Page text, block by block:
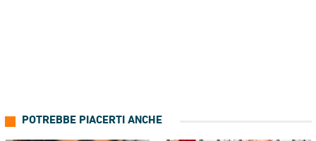
POTREBBE PIACERTI ANCHE